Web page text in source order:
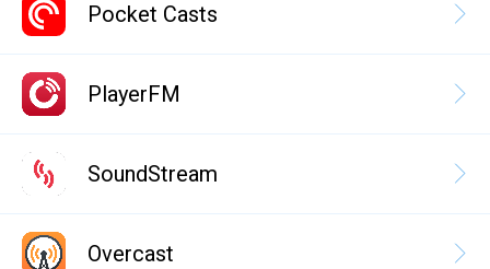
Pocket Casts
PlayerFM
SoundStream
Overcast